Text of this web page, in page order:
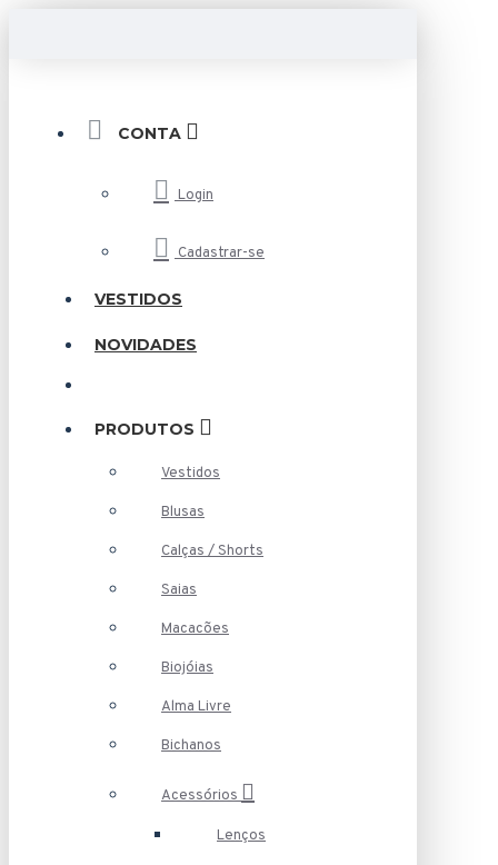
CONTA
Login
Cadastrar-se
VESTIDOS
NOVIDADES
PRODUTOS
Vestidos
Blusas
Calças / Shorts
Saias
Macacões
Biojóias
Alma Livre
Bichanos
Acessórios
Lenços